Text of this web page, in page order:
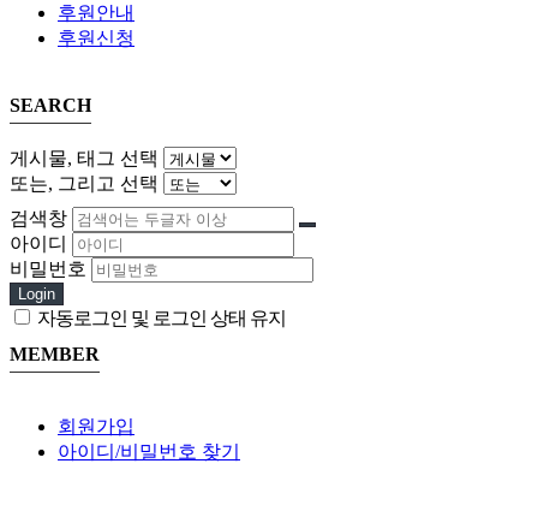
후원안내
후원신청
SEARCH
게시물, 태그 선택
또는, 그리고 선택
검색창
아이디
비밀번호
Login
자동로그인 및 로그인 상태 유지
MEMBER
회원가입
아이디/비밀번호 찾기